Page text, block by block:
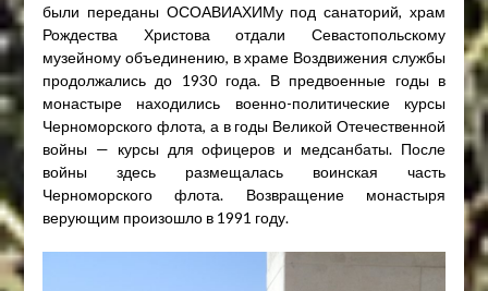
были переданы ОСОАВИАХИМу под санаторий, храм
Рождества Христова отдали Севастопольскому
музейному объединению, в храме Воздвижения службы
продолжались до 1930 года. В предвоенные годы в
монастыре находились военно-политические курсы
Черноморского флота, а в годы Великой Отечественной
войны — курсы для офицеров и медсанбаты. После
войны здесь размещалась воинская часть
Черноморского флота. Возвращение монастыря
верующим произошло в 1991 году.